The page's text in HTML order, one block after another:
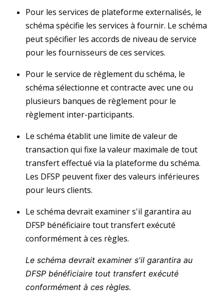
Pour les services de plateforme externalisés, le
schéma spécifie les services à fournir. Le schéma
peut spécifier les accords de niveau de service
pour les fournisseurs de ces services.
Pour le service de règlement du schéma, le
schéma sélectionne et contracte avec une ou
plusieurs banques de règlement pour le
règlement inter-participants.
Le schéma établit une limite de valeur de
transaction qui fixe la valeur maximale de tout
transfert effectué via la plateforme du schéma.
Les DFSP peuvent fixer des valeurs inférieures
pour leurs clients.
Le schéma devrait examiner s'il garantira au
DFSP bénéficiaire tout transfert exécuté
conformément à ces règles.
Le schéma devrait examiner s'il garantira au
DFSP bénéficiaire tout transfert exécuté
conformément à ces règles.